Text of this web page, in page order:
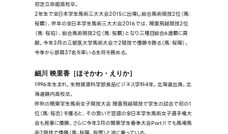
初芝立命館高校卒。​
2年生で全日本学生馬術三大大会2015に出場し総合馬術競技2位（馬：
桜覇）、昨年の全日本学生馬術三大大会2016では、障害飛越競技2位
（馬：桜珀）、総合馬術競技2位（馬：桜覇）となり三種目総合6連覇に貢
献。今年3月の三獣医大学馬術大会で2競技で優勝を飾る（馬：桜陽）。
今季から部員37名を率いる主将を務める。
細川 映里香［ほそかわ・えりか］
1996年生まれ。生物資源科学部食品ビジネス学科4年。北海道出身。北
海道静内高校卒。
昨秋の関東学生馬術女子競技大会 障害飛越競技で学生の試合で初の1
位（馬：桜恋）を獲ると、その勢いで翌週の全日本学生馬術女子選手権大
会も見事に優勝。さらに今年3月の関東学生春季大会PartⅡでも馬場馬